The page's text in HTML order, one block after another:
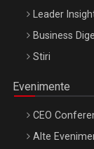
Leader
Business
Stiri
Evenimente
CEO
Alte